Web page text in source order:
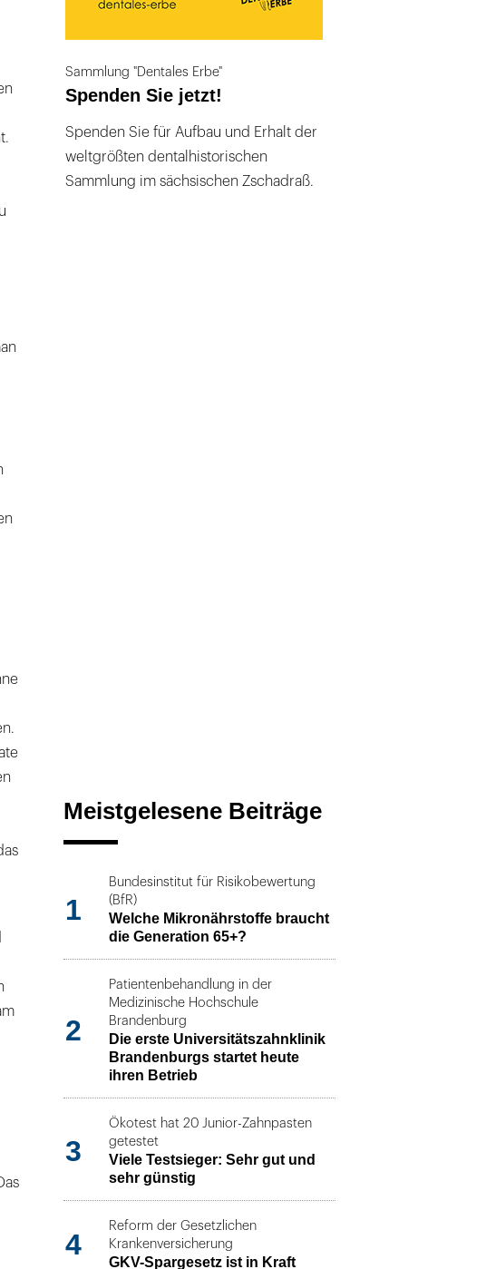
Sammlung "Dentales Erbe"
Spenden Sie jetzt!
Spenden Sie für Aufbau und Erhalt der
weltgrößten dentalhistorischen
Sammlung im sächsischen Zschadraß.
Meistgelesene Beiträge
1
Bundesinstitut für Risikobewertung
(BfR)
Welche Mikronährstoffe braucht
die Generation 65+?
2
Patientenbehandlung in der
Medizinische Hochschule
Brandenburg
Die erste Universitätszahnklinik
Brandenburgs startet heute
ihren Betrieb
3
Ökotest hat 20 Junior-Zahnpasten
getestet
Viele Testsieger: Sehr gut und
sehr günstig
4
Reform der Gesetzlichen
Krankenversicherung
GKV-Spargesetz ist in Kraft